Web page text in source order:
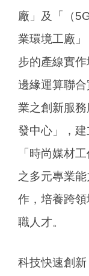
廠」及「（
業環境工廠
步的產線實
邊緣運算聯
業之創新服
發中心」，
「時尚媒材
之多元專業
作，培養跨
職人才。
科技快速創